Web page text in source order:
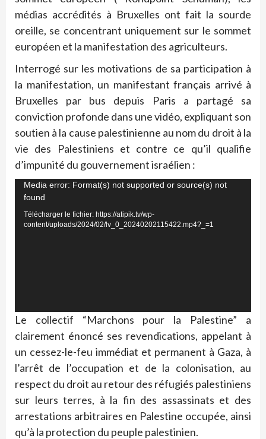
médias accrédités à Bruxelles ont fait la sourde
oreille, se concentrant uniquement sur le sommet
européen et la manifestation des agriculteurs.
Interrogé sur les motivations de sa participation à
la manifestation, un manifestant français arrivé à
Bruxelles par bus depuis Paris a partagé sa
conviction profonde dans une vidéo, expliquant son
soutien à la cause palestinienne au nom du droit à la
vie des Palestiniens et contre ce qu’il qualifie
d’impunité du gouvernement israélien :
Lecteur
vidéo
Media error: Format(s) not supported or source(s) not
found
Télécharger le fichier: https://atipik.tv/wp-
content/uploads/2024/02/lv_0_20240202115422.mp4?_=1
Le collectif “Marchons pour la Palestine” a
clairement énoncé ses revendications, appelant à
un cessez-le-feu immédiat et permanent à Gaza, à
l’arrêt de l’occupation et de la colonisation, au
respect du droit au retour des réfugiés palestiniens
sur leurs terres, à la fin des assassinats et des
arrestations arbitraires en Palestine occupée, ainsi
qu’à la protection du peuple palestinien.